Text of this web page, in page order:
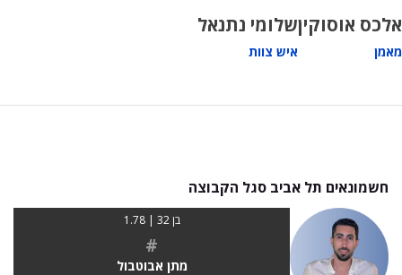
אלכס אוסוקין
מאמן
שלומי נתנאל
איש צוות
חשמונאים תל אביב סגל הקבוצה
בן 32 | 1.78
#
מתן אבוטבול